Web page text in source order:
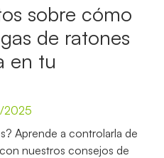
sobre cómo
de ratones
en tu
2025
Aprende a controlarla de
nuestros consejos de